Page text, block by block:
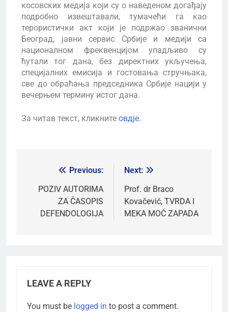
косовских медија који су о наведеном догађају
подробно извештавали, тумачећи га као
терористички акт који је подржао званични
Београд, јавни сервис Србије и медији са
националном фреквенцијом упадљиво су
ћутали тог дана, без директних укључења,
специјалних емисија и гостовања стручњака,
све до обраћања председника Србије нацији у
вечерњем термину истог дана.
За читав текст, кликните овдје.
Previous:
POZIV AUTORIMA
ZA ČASOPIS
DEFENDOLOGIJA
Next:
Prof. dr Braco
Kovačević, TVRDA I
MEKA MOĆ ZAPADA
LEAVE A REPLY
You must be logged in to post a comment.